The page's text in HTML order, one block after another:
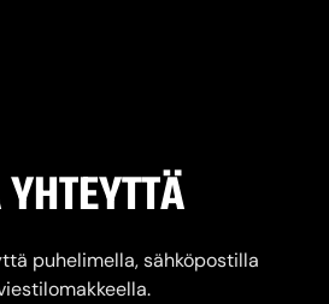
puhelimella, sähköpostilla